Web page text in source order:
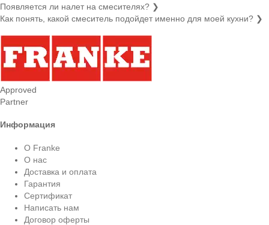
Появляется ли налет на смесителях? ❯
Как понять, какой смеситель подойдет именно для моей кухни? ❯
Approved
Partner
Информация
О Franke
О нас
Доставка и оплата
Гарантия
Сертификат
Написать нам
Договор оферты